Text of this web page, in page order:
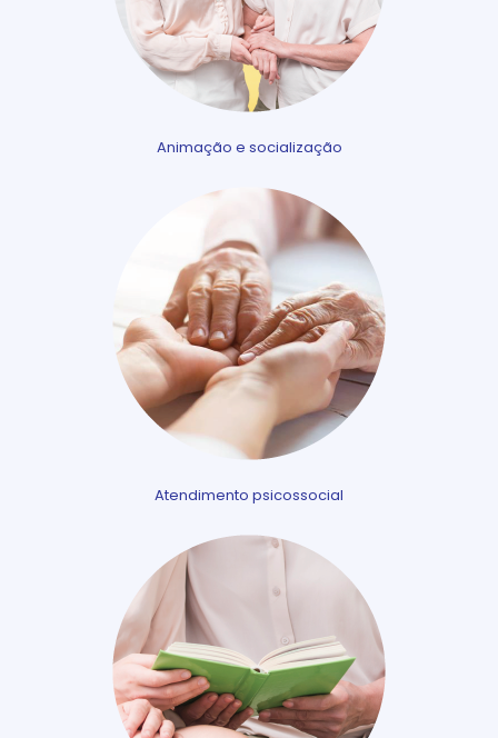
Animação e socialização
Atendimento psicossocial